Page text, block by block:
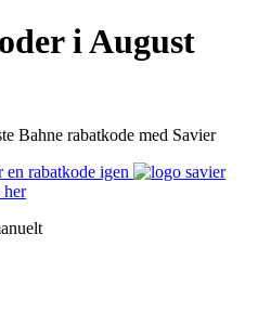
i August
Bahne rabatkode med Savier
rabatkode igen
her